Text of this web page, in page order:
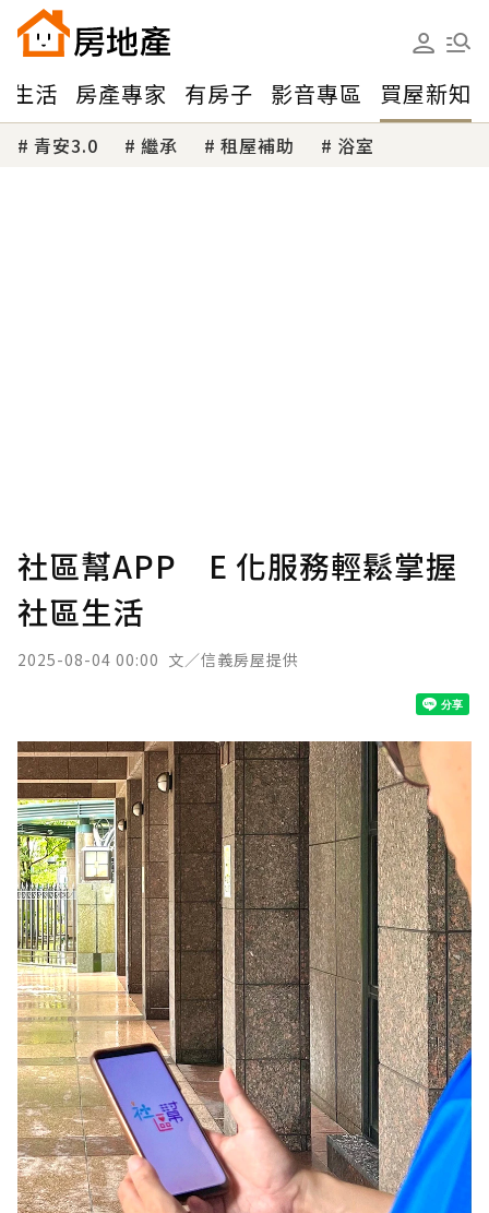
生活 房產專家 有房子 影音專區 買屋新知
青安3.0 繼承 租屋補助 浴室
社區幫APP E 化服務輕鬆掌握
社區生活
2025-08-04 00:00 文／信義房屋提供